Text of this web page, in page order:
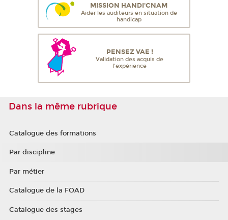
MISSION HANDI'CNAM
Aider les auditeurs en situation de
handicap
PENSEZ VAE !
Validation des acquis de
l'expérience
Dans la même rubrique
Catalogue des formations
Par discipline
Par métier
Catalogue de la FOAD
Catalogue des stages